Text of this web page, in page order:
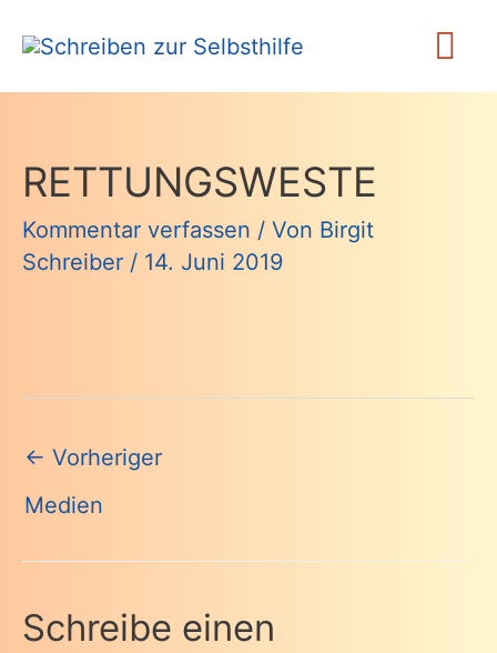
Inhalt
springen
RETTUNGSWESTE
Kommentar verfassen / Von Birgit
Schreiber / 14. Juni 2019
Beitragsnavigation
← Vorheriger
Medien
Schreibe einen